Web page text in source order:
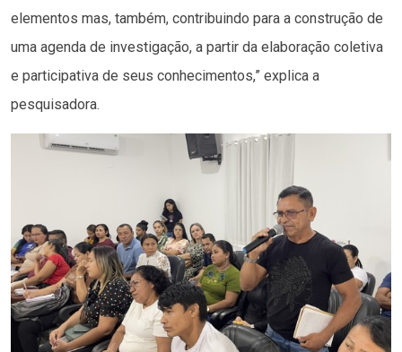
elementos mas, também, contribuindo para a construção de
uma agenda de investigação, a partir da elaboração coletiva
e participativa de seus conhecimentos,” explica a
pesquisadora.